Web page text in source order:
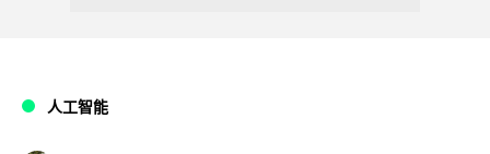
人工智能